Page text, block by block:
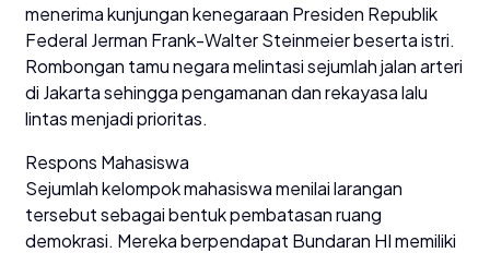
menerima kunjungan kenegaraan Presiden Republik
Federal Jerman Frank-Walter Steinmeier beserta istri.
Rombongan tamu negara melintasi sejumlah jalan arteri
di Jakarta sehingga pengamanan dan rekayasa lalu
lintas menjadi prioritas.
Respons Mahasiswa
Sejumlah kelompok mahasiswa menilai larangan
tersebut sebagai bentuk pembatasan ruang
demokrasi. Mereka berpendapat Bundaran HI memiliki